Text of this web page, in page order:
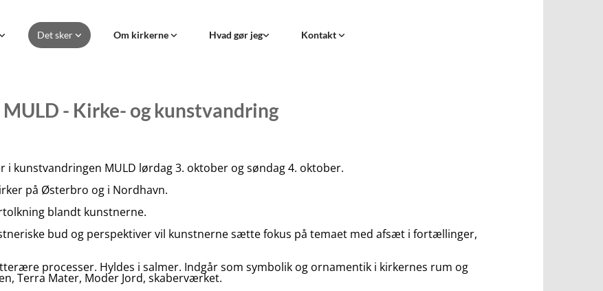
Det sker Om kirkerne Hvad gør jeg Kontakt
MULD - Kirke- og kunstvandring
i kunstvandringen MULD lørdag 3. oktober og søndag 4. oktober.
på Østerbro og i Nordhavn.
blandt kunstnerne.
bud og perspektiver vil kunstnerne sætte fokus på temaet med afsæt i fortællinger,
processer. Hyldes i salmer. Indgår som symbolik og ornamentik i kirkernes rum og
Terra Mater, Moder Jord, skaberværket.